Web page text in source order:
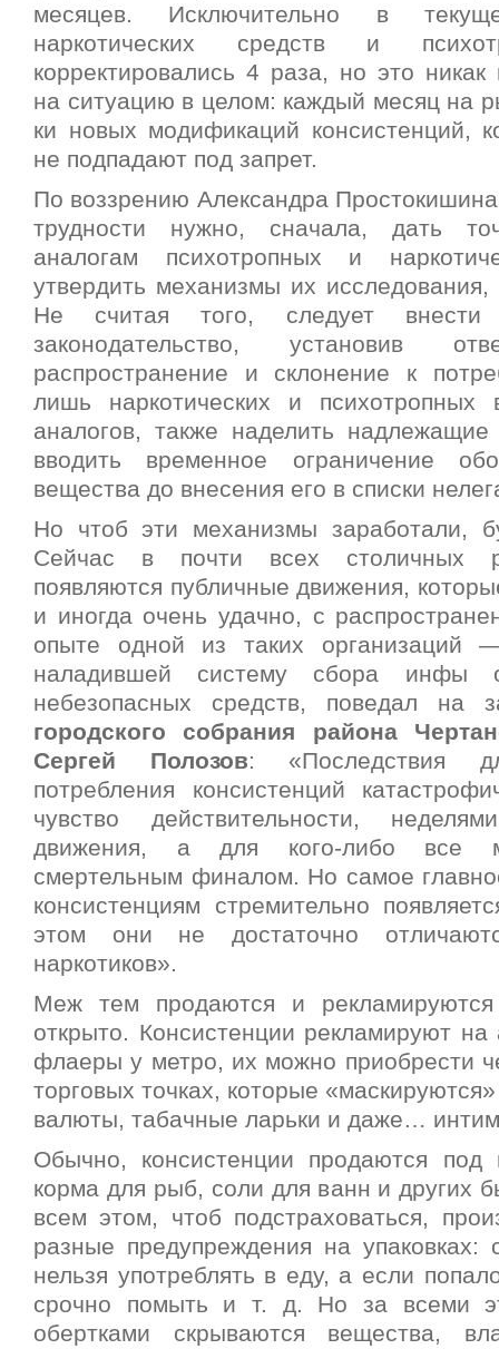
месяцев. Исключительно в
наркотических средств и
корректировались 4 раза, но это никак
на ситуацию в целом: каждый месяц на
ки новых модификаций консистенций,
не подпадают под запрет.
По воззрению Александра
трудности нужно, сначала, дать
аналогам психотропных и
утвердить механизмы их исследования,
Не считая того, следует внести
законодательство, установив
распространение и склонение к
лишь наркотических и
аналогов, также наделить
вводить временное ограничение
вещества до внесения его в списки
Но чтоб эти механизмы заработали,
Сейчас в почти всех столичных
появляются публичные движения,
и иногда очень удачно, с
опыте одной из таких организаций —
наладившей систему сбора инфы
небезопасных средств, поведал на
городского собрания района
Сергей Полозов: «Последствия
потребления консистенций
чувство действительности,
движения, а для кого-либо все
смертельным финалом. Но самое
консистенциям стремительно
этом они не достаточно
наркотиков».
Меж тем продаются и
открыто. Консистенции рекламируют
флаеры у метро, их можно приобрести
торговых точках, которые
валюты, табачные ларьки и даже…
Обычно, консистенции продаются под
корма для рыб, соли для ванн и других
всем этом, чтоб подстраховаться,
разные предупреждения на упаковках:
нельзя употреблять в еду, а если
срочно помыть и т. д. Но за всеми
обертками скрываются вещества,